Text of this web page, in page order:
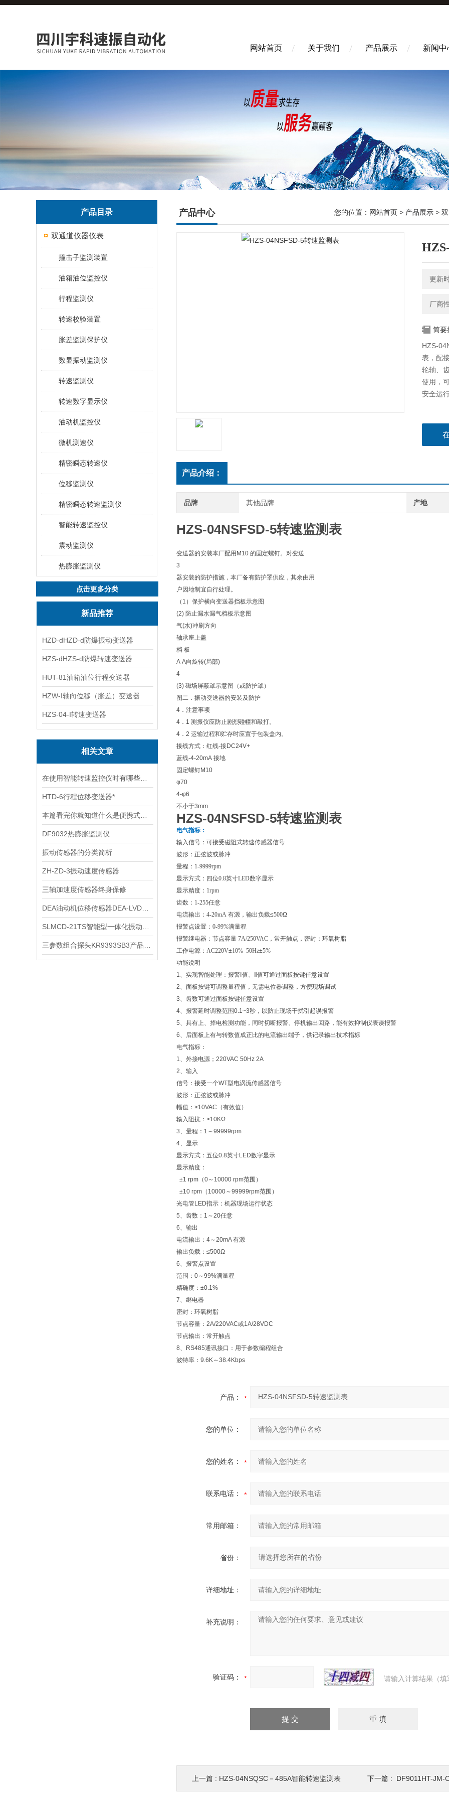
网站首页 关于我们 产品展示 新闻中
产品目录
双通道仪器仪表
撞击子监测装置
油箱油位监控仪
行程监测仪
转速校验装置
胀差监测保护仪
数显振动监测仪
转速监测仪
转速数字显示仪
油动机监控仪
微机测速仪
精密瞬态转速仪
位移监测仪
精密瞬态转速监测仪
智能转速监控仪
震动监测仪
热膨胀监测仪
点击更多分类
新品推荐
HZD-dHZD-d防爆振动变送器
HZS-dHZS-d防爆转速变送器
HUT-81油箱油位行程变送器
HZW-I轴向位移（胀差）变送器
HZS-04-I转速变送器
相关文章
HTD-6行程位移变送器*
DF9032热膨胀监测仪
振动传感器的分类简析
ZH-ZD-3振动速度传感器
三轴加速度传感器终身保修
产品中心 您的位置： 网站首页 > 产品展示 >
更新
厂商
简要
HZS-
表，配
轮轴、
使用，
安全运
产品介绍：
品牌 其他品牌 产地
HZS-04NSFSD-5转速监测表
变送器的安装本厂配用M10 的固定螺钉。对变送
3
器安装的防护措施，本厂备有防护罩供应，其余由用
户因地制宜自行处理。
（1）保护横向变送器挡板示意图
(2) 防止漏水漏气档板示意图
气(水)冲刷方向
轴承座上盖
档 板
A A向旋转(局部)
4
(3) 磁场屏蔽罩示意图（或防护罩）
图二．振动变送器的安装及防护
4．注意事项
4．1 测振仪应防止剧烈碰幢和敲打。
4．2 运输过程和贮存时应置于包装盒内。
接线方式：红线-接DC24V+
蓝线-4-20mA 接地
固定螺钉M10
φ70
4-φ6
不小于3mm
HZS-04NSFSD-5转速监测表
电气指标：
输入信号：可接受磁阻式转速传感器信号
波形：正弦波或脉冲
量程： 1-9999rpm
显示方式：四位0.8英寸LED数字显示
显示精度： 1rpm
齿数： 1-255任意
电流输出： 4-20mA 有源，输出负载≤500Ω
报警点设置： 0-99%满量程
报警继电器：节点容量 7A/250VAC ，常开触点，密封：环氧树脂
工作电源： AC220V±10% 50Hz±5%
功能说明
1、实现智能处理：报警Ⅰ值、Ⅱ值可通过面板按键任意设置
2、面板按键可调整量程值，无需电位器调整，方便现场调试
3、齿数可通过面板按键任意设置
4、报警延时调整范围0.1~3秒，以防止现场干扰引起误报警
5、具有上、掉电检测功能，同时切断报警、停机输出回路，能有效抑制仪表误报警
6、后面板上有与转数值成正比的电流输出端子，供记录输出技术指标
电气指标：
1、外接电源；220VAC 50Hz 2A
2、输入
信号：接受一个WT型电涡流传感器信号
波形：正弦波或脉冲
幅值：≥10VAC（有效值）
输入阻抗：>10KΩ
3、量程：1～99999rpm
4、显示
显示方式：五位0.8英寸LED数字显示
显示精度：
±1 rpm（0～10000 rpm范围）
±10 rpm（10000～99999rpm范围）
光电管LED指示：机器现场运行状态
5、齿数：1～20任意
6、输出
电流输出：4～20mA 有源
输出负载：≤500Ω
6、报警点设置
范围：0～99%满量程
精确度：±0.1%
7、继电器
密封：环氧树脂
节点容量：2A/220VAC或1A/28VDC
节点输出：常开触点
8、RS485通讯接口：用于参数编程组合
波特率：9.6K～38.4Kbps
产品：
您的单位：
您的姓名：
联系电话：
常用邮箱：
省份：
详细地址：
补充说明：
验证码： 请输入计算结果（
上一篇 : HZS-04NSQSC－485A智能转速监测表 下一篇 : DF9011HT-JM-